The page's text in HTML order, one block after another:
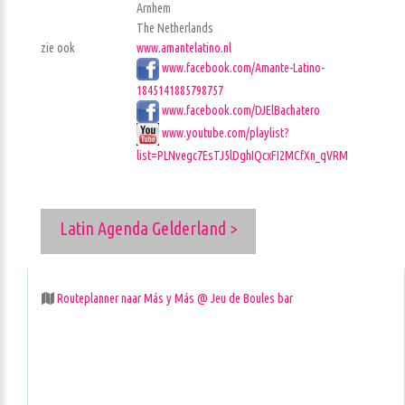
Arnhem
The Netherlands
zie ook
www.amantelatino.nl
www.facebook.com/Amante-Latino-
1845141885798757
www.facebook.com/DJElBachatero
www.youtube.com/playlist?
list=PLNvegc7EsTJ5lDghIQcxFI2MCfXn_qVRM
Latin Agenda Gelderland >
Routeplanner naar Más y Más @ Jeu de Boules bar